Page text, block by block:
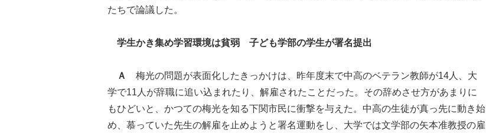
たちで論議した。
学生かき集め学習環境は貧弱 子ども学部の学生が署名提出
Ａ
梅光の問題が表面化したきっかけは、昨年度末で中高のベテラン教師が14人、大
学で11人が辞職に追い込まれたり、解雇されたことだった。その辞めさせ方があまりに
もひどいと、かつての梅光を知る下関市民に衝撃を与えた。中高の生徒が真っ先に動き始
め、慕っていた先生の解雇を止めようと署名運動をし、大学では文学部の矢本准教授の雇